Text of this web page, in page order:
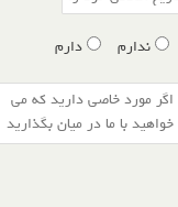
ندارم دارم